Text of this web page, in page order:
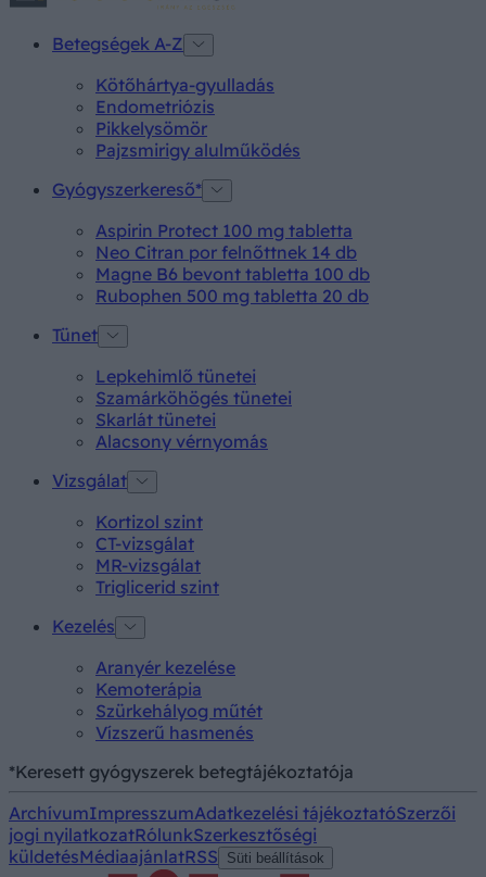
Betegségek A-Z
Kötőhártya-gyulladás
Endometriózis
Pikkelysömör
Pajzsmirigy alulműködés
Gyógyszerkereső*
Aspirin Protect 100 mg tabletta
Neo Citran por felnőttnek 14 db
Magne B6 bevont tabletta 100 db
Rubophen 500 mg tabletta 20 db
Tünet
Lepkehimlő tünetei
Szamárköhögés tünetei
Skarlát tünetei
Alacsony vérnyomás
Vizsgálat
Kortizol szint
CT-vizsgálat
MR-vizsgálat
Triglicerid szint
Kezelés
Aranyér kezelése
Kemoterápia
Szürkehályog műtét
Vízszerű hasmenés
*Keresett gyógyszerek betegtájékoztatója
ArchívumImpresszumAdatkezelési tájékoztatóSzerzői
jogi nyilatkozatRólunkSzerkesztőségi
küldetésMédiaajánlatRSS Süti beállítások